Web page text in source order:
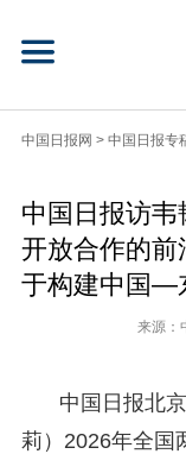
中国日报网 > 中国日报专
中国日报访
开放合作的前
于构建中国—
来源：
中国日报北
莉）2026年全国